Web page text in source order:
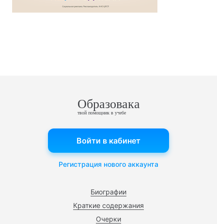
Образовака
твой помощник в учебе
Биографии
Краткие содержания
Очерки
Войти в кабинет
Регистрация нового аккаунта